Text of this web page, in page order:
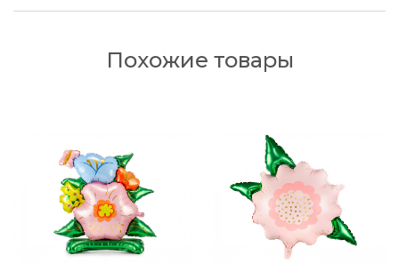
Похожие товары